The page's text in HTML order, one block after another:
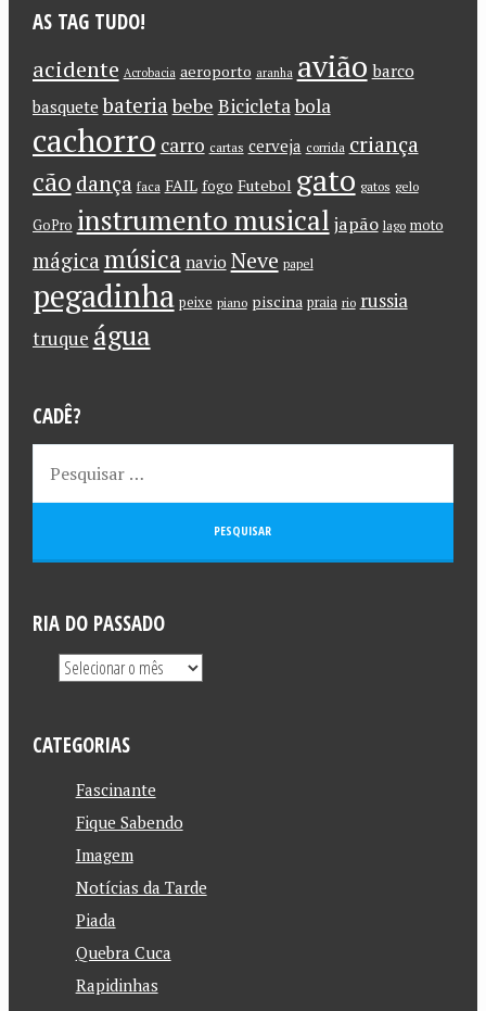
AS TAG TUDO!
acidente Acrobacia aeroporto aranha avião barco
basquete bateriabebe Bicicletabola
cachorro carro cartas cerveja corrida criança
cão dança faca FAIL fogo Futebol gato gatos gelo
GoPro instrumento musical japão lago moto
mágica música navio Neve papel
pegadinha peixe piano piscina praia rio russia
truque água
CADÊ?
RIA DO PASSADO
CATEGORIAS
Fascinante
Fique Sabendo
Imagem
Notícias da Tarde
Piada
Quebra Cuca
Rapidinhas